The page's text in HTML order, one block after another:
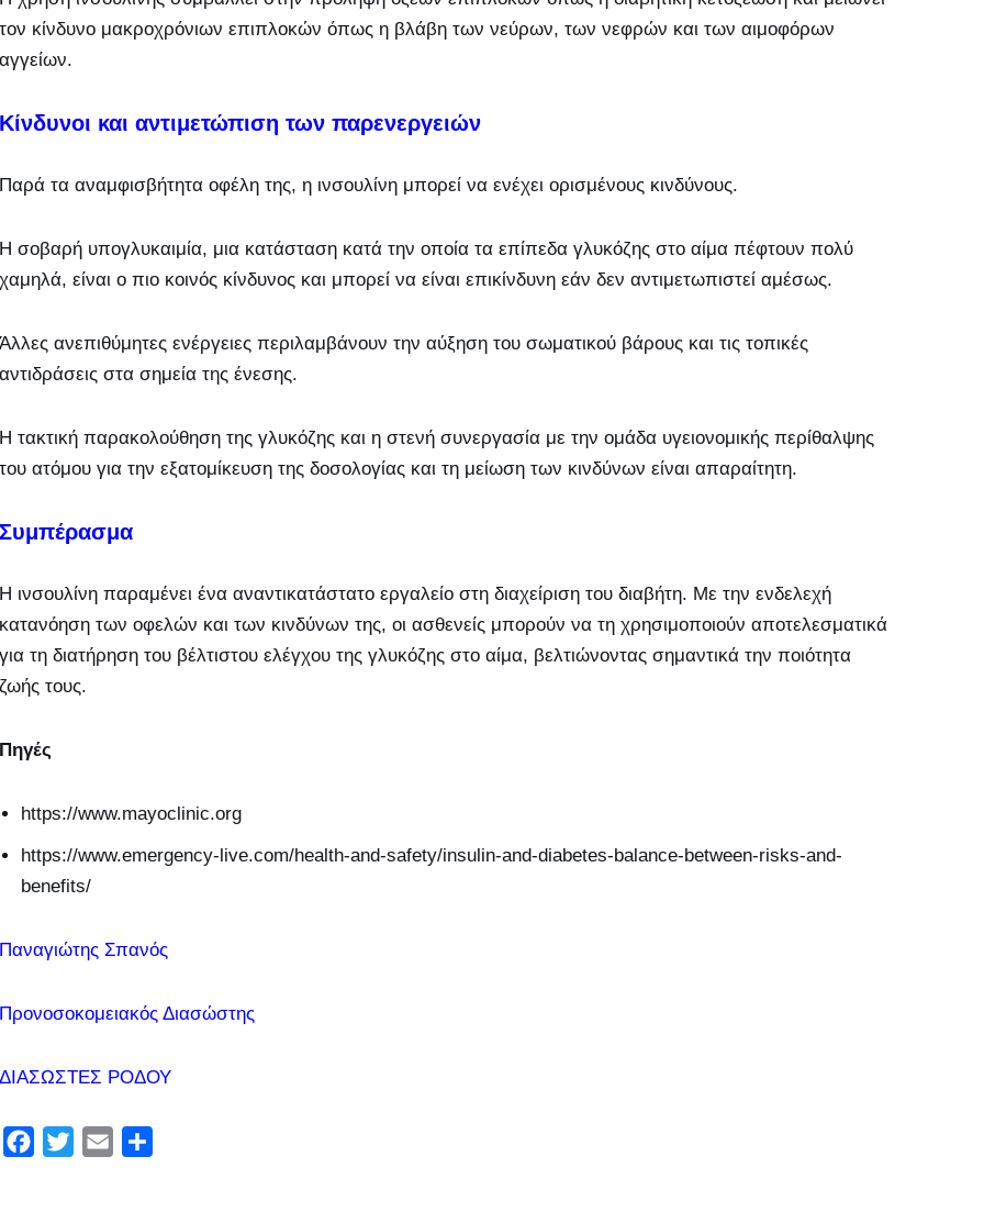
τον κίνδυνο μακροχρόνιων επιπλοκών όπως η βλάβη των νεύρων, των νεφρών και των αιμοφόρων
αγγείων.
Κίνδυνοι και αντιμετώπιση των παρενεργειών
Παρά τα αναμφισβήτητα οφέλη της, η ινσουλίνη μπορεί να ενέχει ορισμένους κινδύνους.
Η σοβαρή υπογλυκαιμία, μια κατάσταση κατά την οποία τα επίπεδα γλυκόζης στο αίμα πέφτουν πολύ
χαμηλά, είναι ο πιο κοινός κίνδυνος και μπορεί να είναι επικίνδυνη εάν δεν αντιμετωπιστεί αμέσως.
Άλλες ανεπιθύμητες ενέργειες περιλαμβάνουν την αύξηση του σωματικού βάρους και τις τοπικές
αντιδράσεις στα σημεία της ένεσης.
Η τακτική παρακολούθηση της γλυκόζης και η στενή συνεργασία με την ομάδα υγειονομικής περίθαλψης
του ατόμου για την εξατομίκευση της δοσολογίας και τη μείωση των κινδύνων είναι απαραίτητη.
Συμπέρασμα
Η ινσουλίνη παραμένει ένα αναντικατάστατο εργαλείο στη διαχείριση του διαβήτη. Με την ενδελεχή
κατανόηση των οφελών και των κινδύνων της, οι ασθενείς μπορούν να τη χρησιμοποιούν αποτελεσματικά
για τη διατήρηση του βέλτιστου ελέγχου της γλυκόζης στο αίμα, βελτιώνοντας σημαντικά την ποιότητα
ζωής τους.
Πηγές
https://www.mayoclinic.org
https://www.emergency-live.com/health-and-safety/insulin-and-diabetes-balance-between-risks-and-
benefits/
Παναγιώτης Σπανός
Προνοσοκομειακός Διασώστης
ΔΙΑΣΩΣΤΕΣ ΡΟΔΟΥ